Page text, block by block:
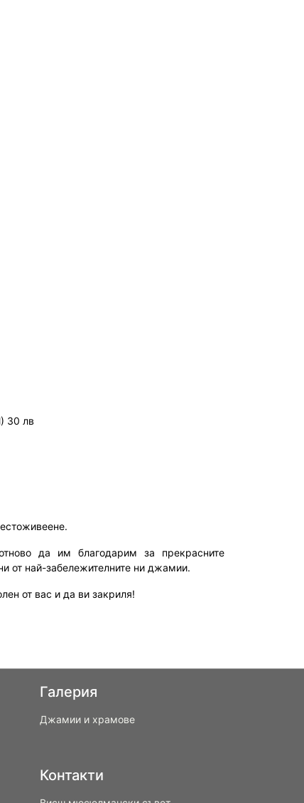
30 лв
да им благодарим за прекрасните
от най-забележителните ни джамии.
от вас и да ви закриля!
Галерия
Джамии и храмове
Контакти